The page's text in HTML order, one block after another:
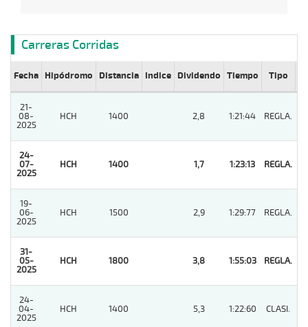
Carreras Corridas
Fecha Hipódromo Distancia Indice Dividendo Tiempo Tipo
21-
08-
2025
HCH 1400 2,8 1:21:44 REGLA.
24-
07-
2025
HCH 1400 1,7 1:23:13 REGLA.
19-
06-
2025
HCH 1500 2,9 1:29:77 REGLA.
31-
05-
2025
HCH 1800 3,8 1:55:03 REGLA.
24-
04-
2025
HCH 1400 5,3 1:22:60 CLASI.